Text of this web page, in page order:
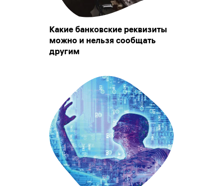
Какие банковские реквизиты
можно и нельзя сообщать
другим